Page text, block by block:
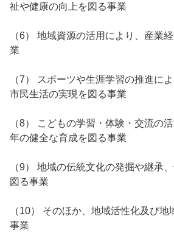
祉や健康の向上を図る事業
（6） 地域資源の活用により、産業
業
（7） スポーツや生涯学習の推進に
市民生活の実現を図る事業
（8） こどもの学習・体験・交流の
年の健全な育成を図る事業
（9） 地域の伝統文化の発掘や継承
図る事業
（10） そのほか、地域活性化及び地
事業